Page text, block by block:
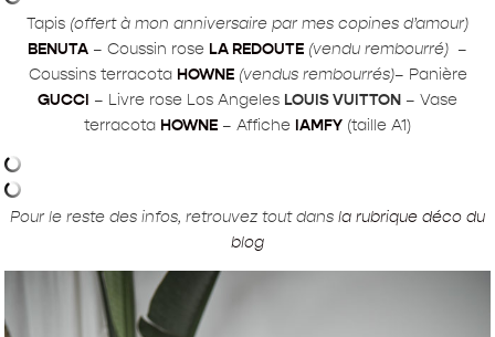
Tapis (offert à mon anniversaire par mes copines d’amour)
BENUTA – Coussin rose LA REDOUTE (vendu rembourré) –
Coussins terracota HOWNE (vendus rembourrés)– Panière
GUCCI – Livre rose Los Angeles LOUIS VUITTON – Vase
terracota HOWNE – Affiche IAMFY (taille A1)
Pour le reste des infos, retrouvez tout dans la rubrique déco du
blog